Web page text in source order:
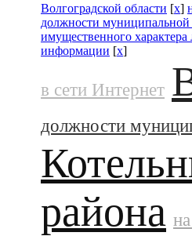
Волгоградской области [x]
должности
имущественного характера
информации [x]
в сети Интернет
должности
района